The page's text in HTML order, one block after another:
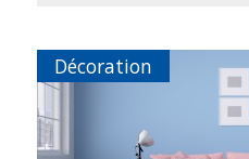
Décoration